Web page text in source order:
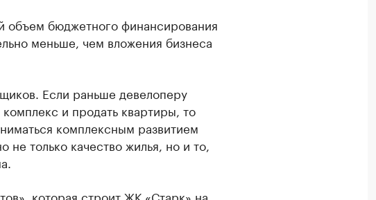
объем бюджетного финансирования
меньше, чем вложения бизнеса
Если раньше девелоперу
и продать квартиры, то
комплексным развитием
только качество жилья, но и то,
которая строит ЖК «Старк» на